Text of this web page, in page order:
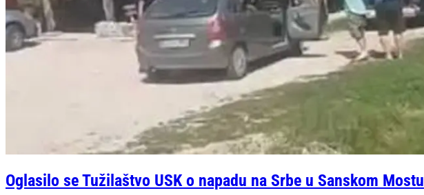
Oglasilo se Tužilaštvo USK o napadu na Srbe u Sanskom Mostu